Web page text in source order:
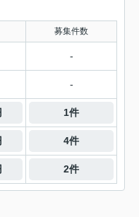
募集件数
-
-
1件
4件
2件